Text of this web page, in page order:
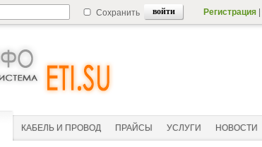
Сохранить Регистрация
КАБЕЛЬ И ПРОВОД ПРАЙСЫ УСЛУГИ НОВОСТИ